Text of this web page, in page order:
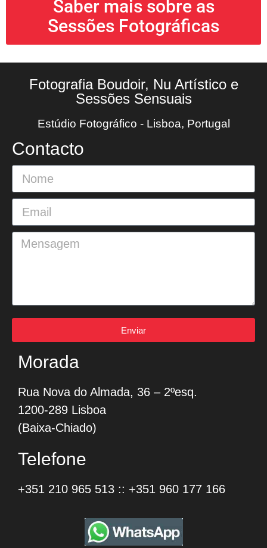
Saber mais sobre as
Sessões Fotográficas
Fotografia Boudoir, Nu Artístico e
Sessões Sensuais
Estúdio Fotográfico - Lisboa, Portugal
Morada
Rua Nova do Almada, 36 – 2ºesq.
1200-289 Lisboa
(Baixa-Chiado)
Telefone
+351 210 965 513 :: +351 960 177 166
Contacto
Enviar